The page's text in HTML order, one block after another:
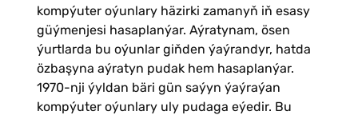
kompýuter oýunlary häzirki zamanyň iň esasy
güýmenjesi hasaplanýar. Aýratynam, ösen
ýurtlarda bu oýunlar giňden ýaýrandyr, hatda
özbaşyna aýratyn pudak hem hasaplanýar.
1970-nji ýyldan bäri gün saýyn ýaýraýan
kompýuter oýunlary uly pudaga eýedir. Bu